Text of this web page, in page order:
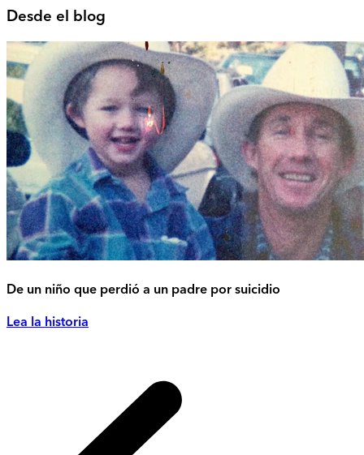
Desde el blog
De un niño que perdió a un padre por suicidio
Lea la historia